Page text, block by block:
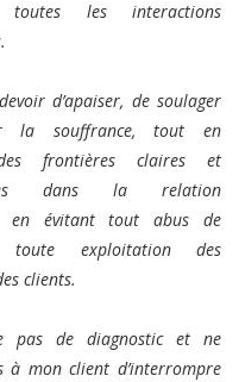
les interactions
d’apaiser, de soulager
la souffrance, tout en
frontières claires et
dans la relation
en évitant tout abus de
exploitation des
clients.
pas de diagnostic et ne
à mon client d’interrompre